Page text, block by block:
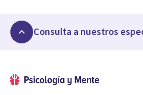
Consulta a nuestros